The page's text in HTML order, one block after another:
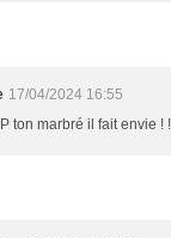
17/04/2024 16:55
ton marbré il fait envie